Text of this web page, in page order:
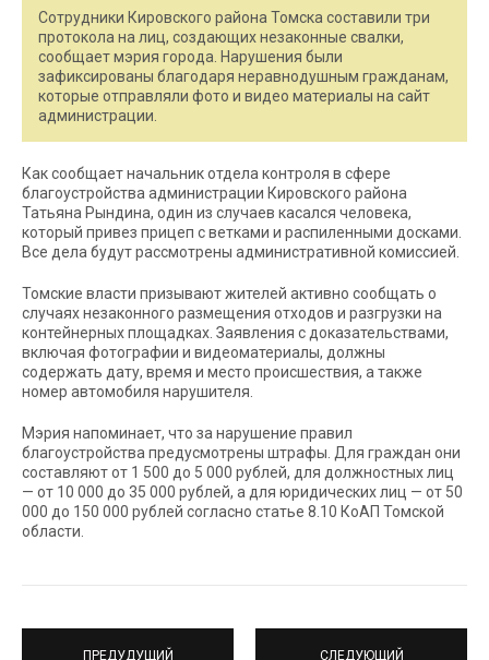
Сотрудники Кировского района Томска составили три
протокола на лиц, создающих незаконные свалки,
сообщает мэрия города. Нарушения были
зафиксированы благодаря неравнодушным гражданам,
которые отправляли фото и видео материалы на сайт
администрации.
Как сообщает начальник отдела контроля в сфере
благоустройства администрации Кировского района
Татьяна Рындина, один из случаев касался человека,
который привез прицеп с ветками и распиленными досками.
Все дела будут рассмотрены административной комиссией.
Томские власти призывают жителей активно сообщать о
случаях незаконного размещения отходов и разгрузки на
контейнерных площадках. Заявления с доказательствами,
включая фотографии и видеоматериалы, должны
содержать дату, время и место происшествия, а также
номер автомобиля нарушителя.
Мэрия напоминает, что за нарушение правил
благоустройства предусмотрены штрафы. Для граждан они
составляют от 1 500 до 5 000 рублей, для должностных лиц
— от 10 000 до 35 000 рублей, а для юридических лиц — от 50
000 до 150 000 рублей согласно статье 8.10 КоАП Томской
области.
ПРЕДУДУЩИЙ СЛЕДУЮЩИЙ